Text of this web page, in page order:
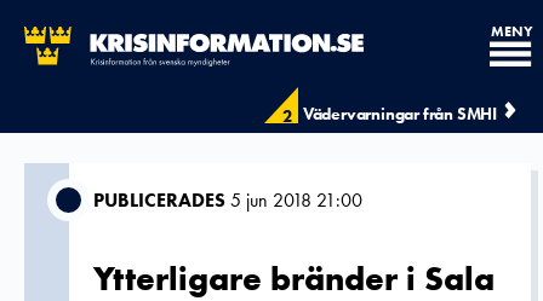
2 Vädervarningar från SMHI
MENY
PUBLICERADES5 jun 2018 21:00
Ytterligare bränder i Sala